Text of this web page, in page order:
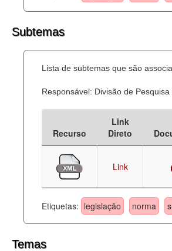
Subtemas
Lista de subtemas que são
Responsável: Divisão de
Recurso
Link
Direto
Link
Etiquetas: legislação norma
Temas